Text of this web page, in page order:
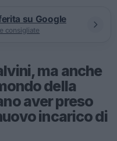
su Google
consigliate
ma anche
della
aver preso
incarico di